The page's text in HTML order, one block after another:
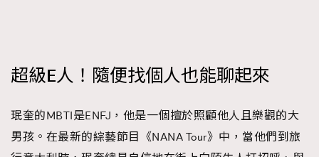
超級E人！隨便找個人也能聊起來
珉奎的MBTI是ENFJ，他是一個擅於照顧他人且樂觀的大
男孩。在最新的綜藝節目《NANA Tour》中，當他們到旅